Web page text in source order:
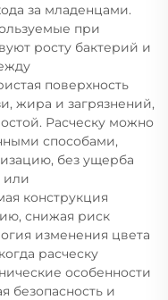
за младенцами.
при
росту бактерий и
поверхность
жира и загрязнений,
Расческу можно
способами,
без ущерба
или
конструкция
снижая риск
изменения цвета
расческу
особенности
безопасность и